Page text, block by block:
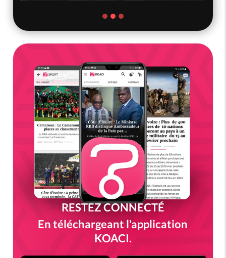
RESTEZ CONNECTÉ
En téléchargeant l'application
KOACI.